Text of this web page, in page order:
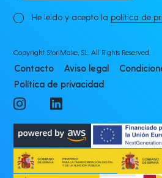
He leído y acepto la política de
Copyright StoriMake, SL. All Rights Reserved.
Contacto Aviso legal
Política de privacidad